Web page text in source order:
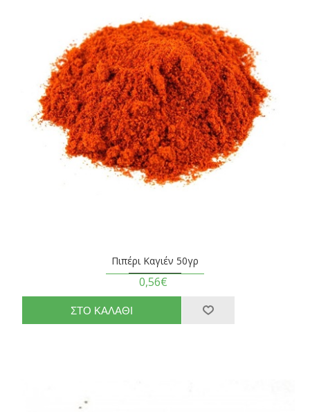
Πιπέρι Καγιέν 50γρ
0,56€